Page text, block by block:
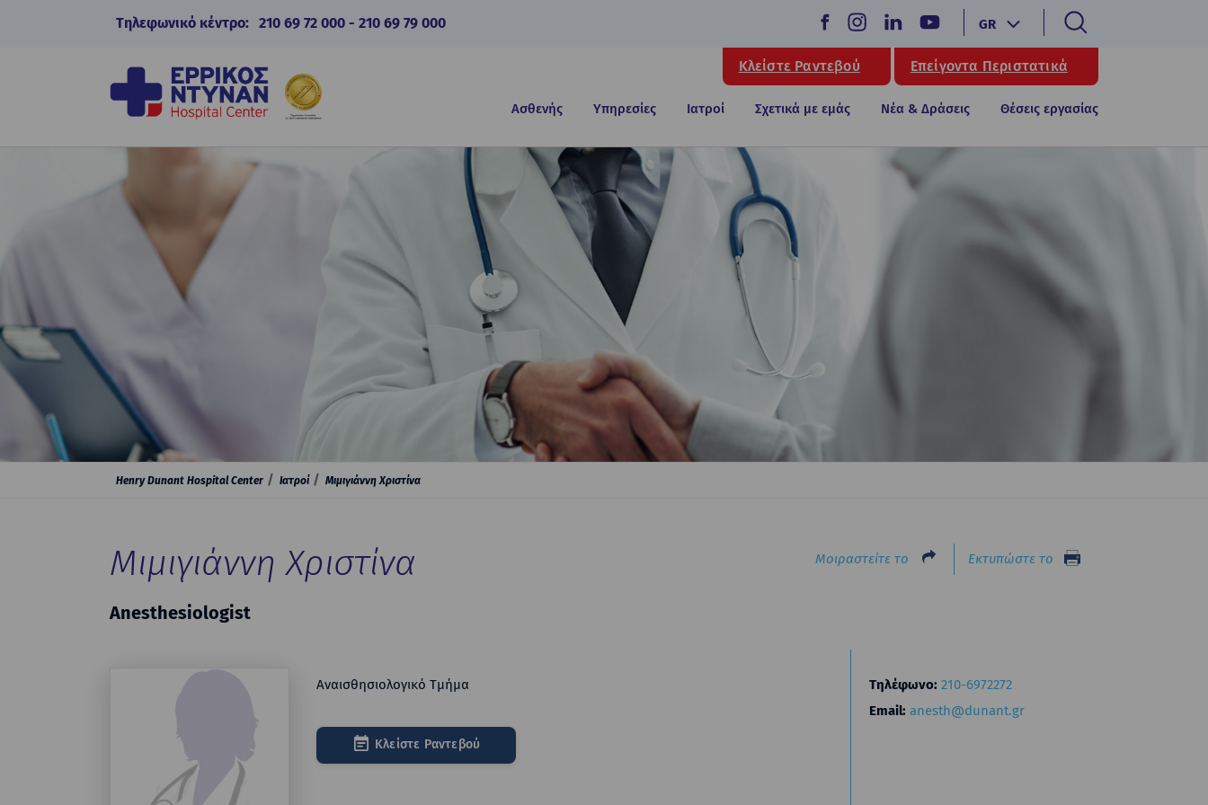
Τηλεφωνικό κέντρο: 210 69 72 000 - 210 69 79 000 GR
Κλείστε Ραντεβού Επείγοντα Περιστατικά
Ασθενής Υπηρεσίες Ιατροί Σχετικά με εμάς Νέα & Δράσεις Θέσεις εργασίας
Henry Dunant Hospital Center Ιατροί Μιμιγιάννη Χριστίνα
Μιμιγιάννη Χριστίνα Μοιραστείτε το Εκτυπώστε το
Anesthesiologist
Αναισθησιολογικό Τμήμα
Κλείστε Ραντεβού
Τηλέφωνο: 210-6972272
Email: anesth@dunant.gr